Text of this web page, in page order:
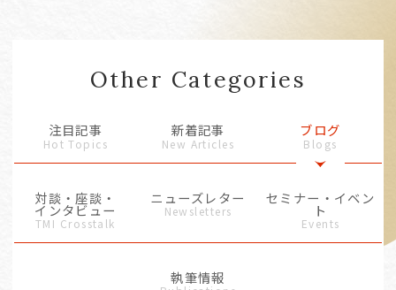
Other Categories
注目記事
Hot Topics
新着記事
New Articles
ブログ
Blogs
対談・座談・
インタビュー
TMI Crosstalk
ニューズレター
Newsletters
セミナー・イベン
ト
Events
執筆情報